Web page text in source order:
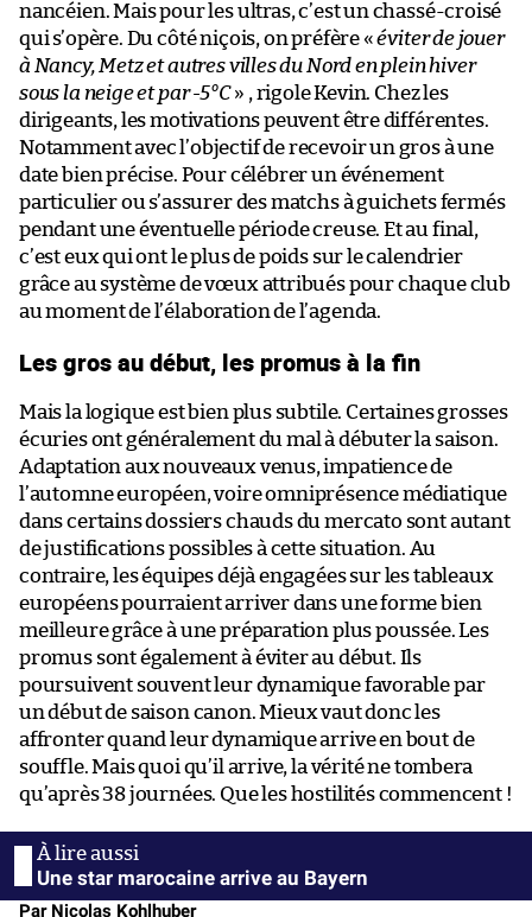
nancéien. Mais pour les ultras, c’est un chassé-croisé
qui s’opère. Du côté niçois, on préfère «éviter de jouer
à Nancy, Metz et autres villes du Nord en plein hiver
sous la neige et par -5°C» , rigole Kevin. Chez les
dirigeants, les motivations peuvent être différentes.
Notamment avec l’objectif de recevoir un gros à une
date bien précise. Pour célébrer un événement
particulier ou s’assurer des matchs à guichets fermés
pendant une éventuelle période creuse. Et au final,
c’est eux qui ont le plus de poids sur le calendrier
grâce au système de vœux attribués pour chaque club
au moment de l’élaboration de l’agenda.
Les gros au début, les promus à la fin
Mais la logique est bien plus subtile. Certaines grosses
écuries ont généralement du mal à débuter la saison.
Adaptation aux nouveaux venus, impatience de
l’automne européen, voire omniprésence médiatique
dans certains dossiers chauds du mercato sont autant
de justifications possibles à cette situation. Au
contraire, les équipes déjà engagées sur les tableaux
européens pourraient arriver dans une forme bien
meilleure grâce à une préparation plus poussée. Les
promus sont également à éviter au début. Ils
poursuivent souvent leur dynamique favorable par
un début de saison canon. Mieux vaut donc les
affronter quand leur dynamique arrive en bout de
souffle. Mais quoi qu’il arrive, la vérité ne tombera
qu’après 38 journées. Que les hostilités commencent !
Une star marocaine arrive au Bayern
Par Nicolas Kohlhuber